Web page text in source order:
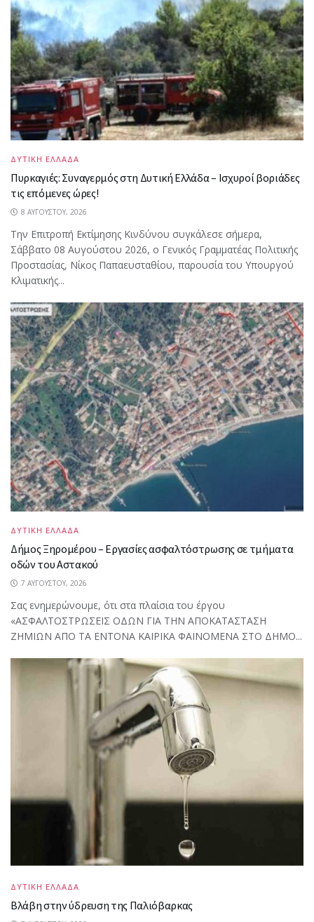
ΔΥΤΙΚΗ ΕΛΛΑΔΑ
Πυρκαγιές: Συναγερμός στη Δυτική Ελλάδα – Ισχυροί βοριάδες
τις επόμενες ώρες!
8 ΑΥΓΟΎΣΤΟΥ, 2026
Την Επιτροπή Εκτίμησης Κινδύνου συγκάλεσε σήμερα,
Σάββατο 08 Αυγούστου 2026, ο Γενικός Γραμματέας Πολιτικής
Προστασίας, Νίκος Παπαευσταθίου, παρουσία του Υπουργού
Κλιματικής...
ΔΥΤΙΚΗ ΕΛΛΑΔΑ
Δήμος Ξηρομέρου – Εργασίες ασφαλτόστρωσης σε τμήματα
οδών του Αστακού
7 ΑΥΓΟΎΣΤΟΥ, 2026
Σας ενημερώνουμε, ότι στα πλαίσια του έργου
«ΑΣΦΑΛΤΟΣΤΡΩΣΕΙΣ ΟΔΩΝ ΓΙΑ ΤΗΝ ΑΠΟΚΑΤΑΣΤΑΣΗ
ΖΗΜΙΩΝ ΑΠΟ ΤΑ ΕΝΤΟΝΑ ΚΑΙΡΙΚΑ ΦΑΙΝΟΜΕΝΑ ΣΤΟ ΔΗΜΟ...
ΔΥΤΙΚΗ ΕΛΛΑΔΑ
Βλάβη στην ύδρευση της Παλιόβαρκας